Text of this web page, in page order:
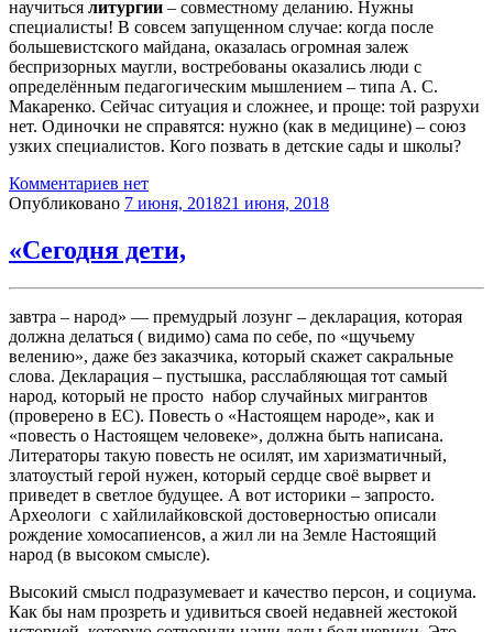
научиться литургии – совместному деланию. Нужны
специалисты! В совсем запущенном случае: когда после
большевистского майдана, оказалась огромная залеж
беспризорных маугли, востребованы оказались люди с
определённым педагогическим мышлением – типа А. С.
Макаренко. Сейчас ситуация и сложнее, и проще: той разрухи
нет. Одиночки не справятся: нужно (как в медицине) – союз
узких специалистов. Кого позвать в детские сады и школы?
Комментариев нет
Опубликовано 7 июня, 201821 июня, 2018
«Сегодня дети,
завтра – народ» — премудрый лозунг – декларация, которая
должна делаться ( видимо) сама по себе, по «щучьему
велению», даже без заказчика, который скажет сакральные
слова. Декларация – пустышка, расслабляющая тот самый
народ, который не просто набор случайных мигрантов
(проверено в ЕС). Повесть о «Настоящем народе», как и
«повесть о Настоящем человеке», должна быть написана.
Литераторы такую повесть не осилят, им харизматичный,
златоустый герой нужен, который сердце своё вырвет и
приведет в светлое будущее. А вот историки – запросто.
Археологи с хайлилайковской достоверностью описали
рождение хомосапиенсов, а жил ли на Земле Настоящий
народ (в высоком смысле).
Высокий смысл подразумевает и качество персон, и социума.
Как бы нам прозреть и удивиться своей недавней жестокой